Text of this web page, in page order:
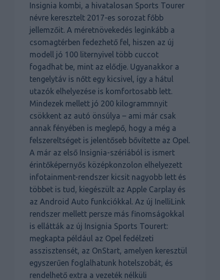
Insignia kombi, a hivatalosan Sports Tourer
névre keresztelt 2017-es sorozat főbb
jellemzőit. A méretnövekedés leginkább a
csomagtérben fedezhető fel, hiszen az új
modell jó 100 liternyivel több cuccot
fogadhat be, mint az elődje. Ugyanakkor a
tengelytáv is nőtt egy kicsivel, így a hátul
utazók elhelyezése is komfortosabb lett.
Mindezek mellett jó 200 kilogrammnyit
csökkent az autó önsúlya – ami már csak
annak fényében is meglepő, hogy a még a
felszereltséget is jelentőseb bővítette az Opel.
A már az első Insignia-szériából is ismert
érintőképernyős középkonzolon elhelyezett
infotainment-rendszer kicsit nagyobb lett és
többet is tud, kiegészült az Apple Carplay és
az Android Auto funkciókkal. Az új InelliLink
rendszer mellett persze más finomságokkal
is ellátták az új Insignia Sports Tourert:
megkapta például az Opel fedélzeti
asszisztensét, az OnStart, amelyen keresztül
egyszerűen foglalhatunk hotelszobát, és
rendelhető extra a vezeték nélküli